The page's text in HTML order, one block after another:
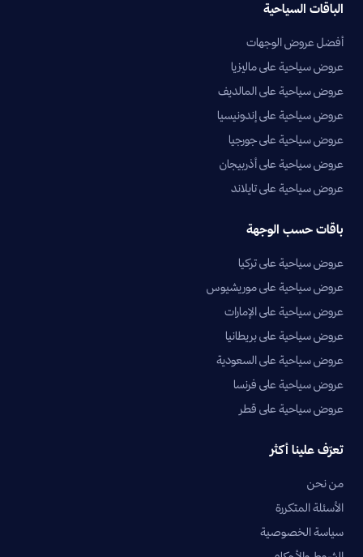
الباقات السياحية
أفضل عروض الوجهات
عروض سياحية على ماليزيا
عروض سياحية على المالديف
عروض سياحية على إندونيسيا
عروض سياحية على جورجيا
عروض سياحية على أذربيجان
عروض سياحية على تايلاند
باقات حسب الوجهة
عروض سياحية على تركيا
عروض سياحية على موريشيوس
عروض سياحية على الإمارات
عروض سياحية على بريطانيا
عروض سياحية على السعودية
عروض سياحية على فرنسا
عروض سياحية على قطر
تعرّف علينا أكثر
من نحن
الأسئلة المتكررة
سياسة الخصوصية